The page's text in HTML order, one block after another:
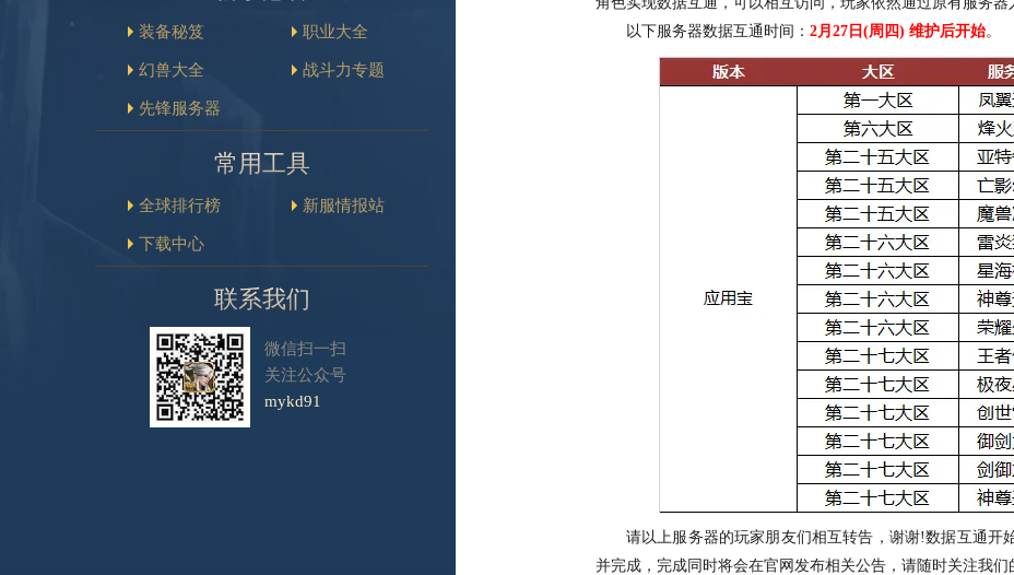
装备秘笈 职业大全
幻兽大全 战斗力专题
先锋服务器
常用工具
全球排行榜 新服情报站
下载中心
联系我们
微信扫一扫
关注公众号
mykd91
以下服务器数据互通时间： 2月27日(周四) 维护后开始。
请以上服务器的玩家朋友们相互转告，谢谢!数据互通开
并完成，完成同时将会在官网发布相关公告，请随时关注我们